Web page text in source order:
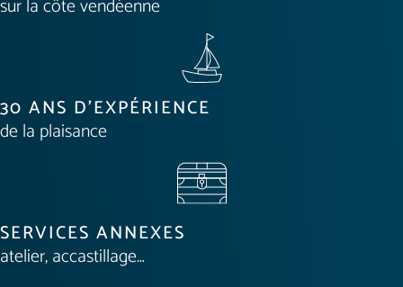
sur la côte vendéenne
30 ANS D'EXPÉRIENCE
de la plaisance
SERVICES ANNEXES
atelier, accastillage…